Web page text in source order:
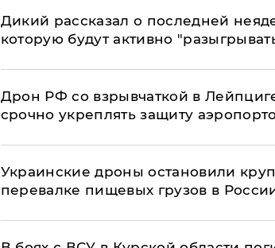
Дикий рассказал о последней
которую будут активно
​Дрон РФ со взрывчаткой в
срочно укреплять защиту
Украинские дроны остановили
перевалке пищевых грузов в